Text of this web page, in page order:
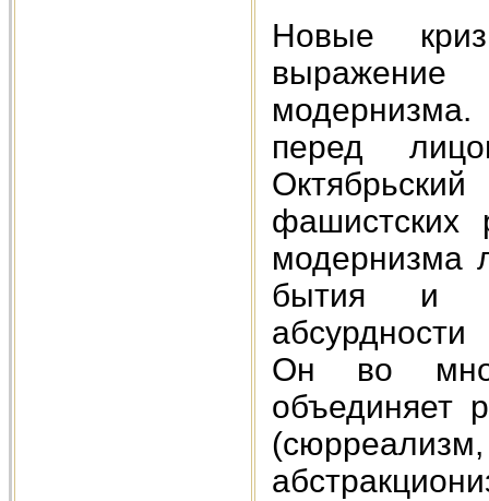
Новые
перед
фашистских
модернизма
бытия и
Он во
объединяет